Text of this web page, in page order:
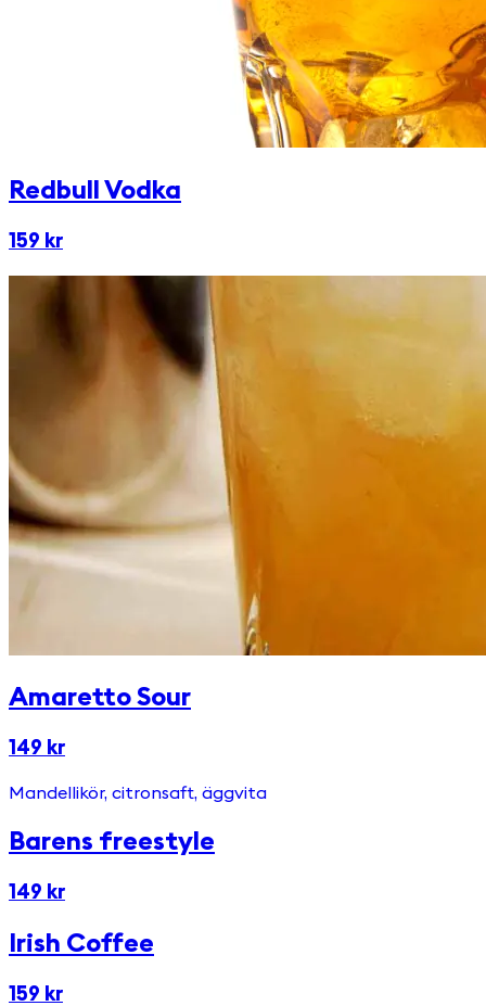
Redbull Vodka
159 kr
Amaretto Sour
149 kr
Mandellikör, citronsaft, äggvita
Barens freestyle
149 kr
Irish Coffee
159 kr